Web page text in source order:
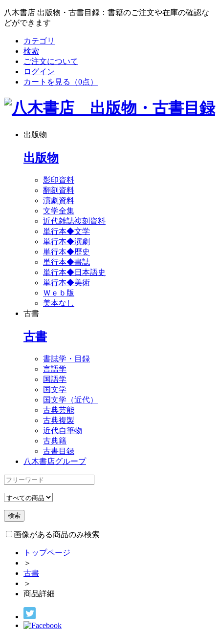
八木書店 出版物・古書目録：書籍のご注文や在庫の確認な
どができます
カテゴリ
検索
ご注文について
ログイン
カートを見る
（0点）
出版物
出版物
影印資料
翻刻資料
演劇資料
文学全集
近代雑誌複刻資料
単行本◆文学
単行本◆演劇
単行本◆歴史
単行本◆書誌
単行本◆日本語史
単行本◆美術
Ｗｅｂ版
美本なし
古書
古書
書誌学・目録
言語学
国語学
国文学
国文学（近代）
古典芸能
古典複製
近代自筆物
古典籍
古書目録
八木書店グループ
画像がある商品のみ検索
トップページ
＞
古書
＞
商品詳細